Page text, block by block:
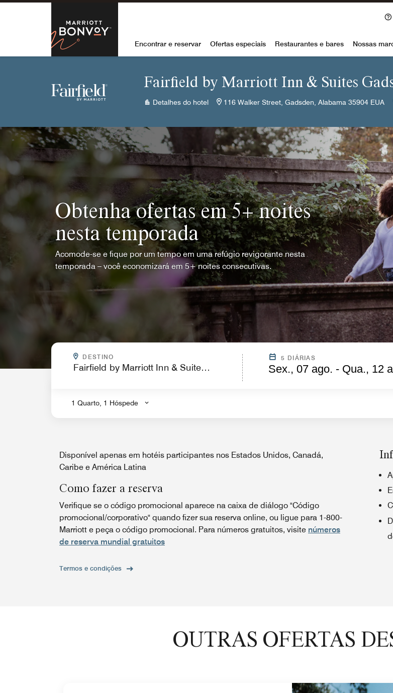
Skip to Content
Marriott Bonvoy
Encontrar e reservar Ofertas especiais Restaurantes e bares Nossas
Fairfield by Marriott Inn & Suites
Detalhes do hotel 116 Walker Street, Gadsden, Alabama 35904 EUA
Obtenha ofertas em 5+ noites
nesta temporada
Acomode-se e fique por um tempo em uma refúgio revigorante nesta
temporada – você economizará em 5+ noites consecutivas.
DESTINO
.
5 DIÁRIAS
Sex., 07 ago. - Qua., 12
1 Quarto, 1 Hóspede
Disponível apenas em hotéis participantes nos Estados Unidos, Canadá,
Caribe e América Latina
Como fazer a reserva
Verifique se o código promocional aparece na caixa de diálogo "Código
promocional/corporativo" quando fizer sua reserva online, ou ligue para 1-800-
Marriott e peça o código promocional. Para números gratuitos, visite números
de reserva mundial gratuitos
Termos e condições
OUTRAS OFERTAS